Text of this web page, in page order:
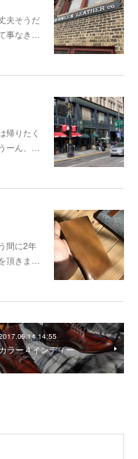
夫そうだ
事なき…
帰りたく
ーん、…
間に2年
頂きま…
14:55
ラー４インディー